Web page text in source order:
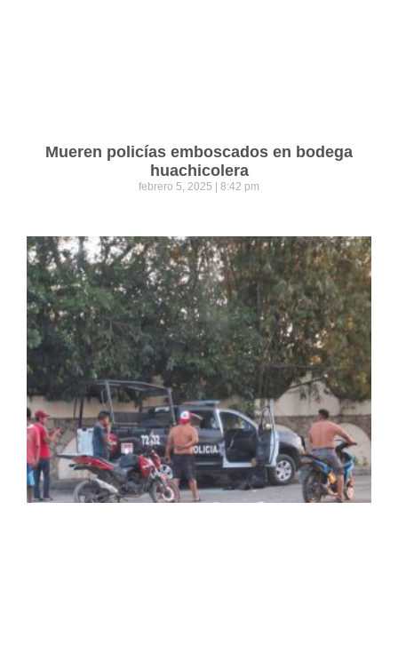
Mueren policías emboscados en bodega
huachicolera
febrero 5, 2025 8:42 pm